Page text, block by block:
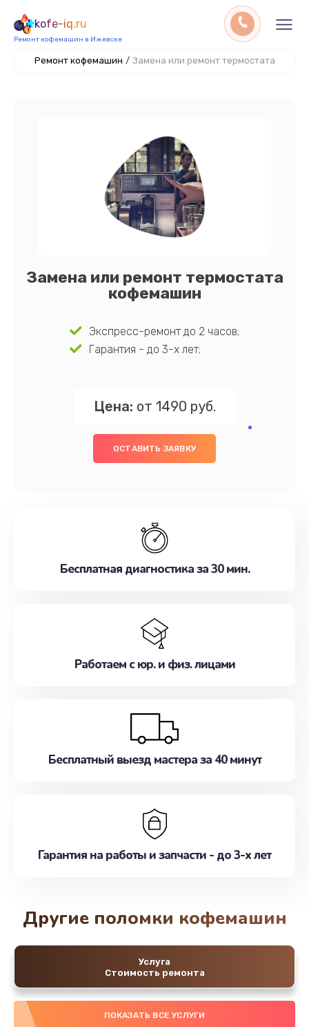
kofe-iq.ru
Ремонт кофемашин в Ижевске
Ремонт кофемашин / Замена или ремонт термостата
Замена или ремонт термостата
кофемашин
Экспресс-ремонт до 2 часов;
Гарантия - до 3-х лет;
Цена: от 1490 руб.
ОСТАВИТЬ ЗАЯВКУ
Бесплатная диагностика за 30 мин.
Работаем с юр. и физ. лицами
Бесплатный выезд мастера за 40 минут
Гарантия на работы и запчасти - до 3-х лет
Другие поломки кофемашин
Услуга
Стоимость ремонта
ПОКАЗАТЬ ВСЕ УСЛУГИ